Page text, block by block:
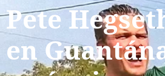
Pete
en